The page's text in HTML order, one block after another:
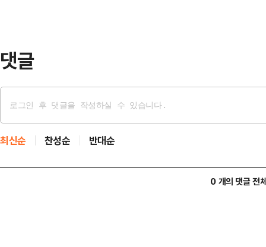
댓글
최신순 찬성순 반대순
0 개의 댓글 전